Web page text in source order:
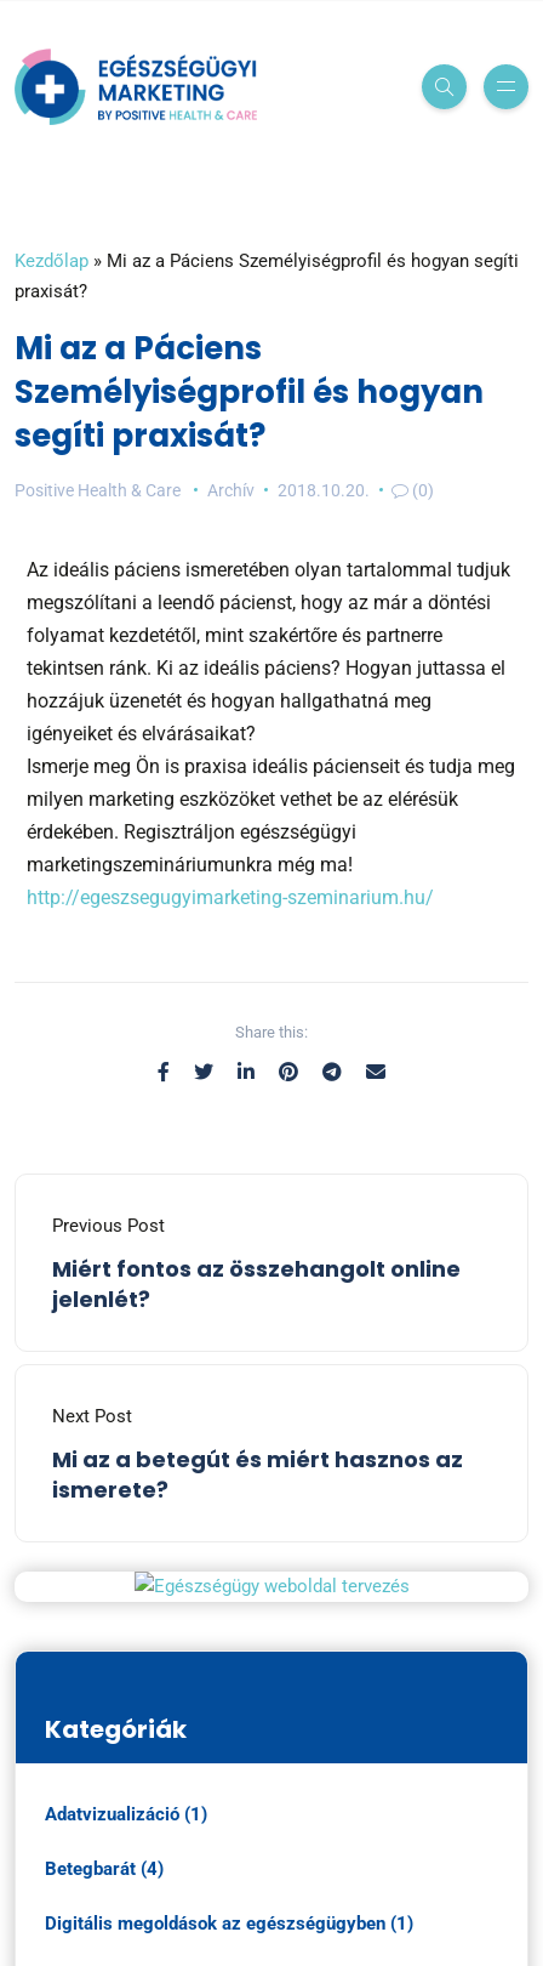
Kezdőlap » Mi az a Páciens Személyiségprofil és hogyan segíti
praxisát?
Mi az a Páciens
Személyiségprofil és hogyan
segíti praxisát?
Positive Health & Care Archív 2018.10.20. (0)
Az ideális páciens ismeretében olyan tartalommal tudjuk
megszólítani a leendő pácienst, hogy az már a döntési
folyamat kezdetétől, mint szakértőre és partnerre
tekintsen ránk. Ki az ideális páciens? Hogyan juttassa el
hozzájuk üzenetét és hogyan hallgathatná meg
igényeiket és elvárásaikat?
Ismerje meg Ön is praxisa ideális pácienseit és tudja meg
milyen marketing eszközöket vethet be az elérésük
érdekében. Regisztráljon egészségügyi
marketingszemináriumunkra még ma!
http://egeszsegugyimarketing-szeminarium.hu/
Share this:
Previous Post
Miért fontos az összehangolt online
jelenlét?
Next Post
Mi az a betegút és miért hasznos az
ismerete?
Kategóriák
Adatvizualizáció (1)
Betegbarát (4)
Digitális megoldások az egészségügyben (1)